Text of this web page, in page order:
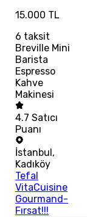
15.000 TL
6 taksit
Breville Mini
Barista
Espresso
Kahve
Makinesi
4.7 Satıcı
Puanı
İstanbul,
Kadıköy
Tefal
VitaCuisine
Gourmand-
Fırsat!!!